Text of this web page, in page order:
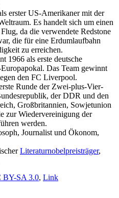
erster US-Amerikaner mit der
Es handelt sich um einen
da die verwendete Redstone
die für eine Erdumlaufbahn
zu erreichen.
1966 als erste deutsche
Das Team gewinnt
den FC Liverpool.
Runde der Zwei-plus-Vier-
der DDR und den
Großbritannien, Sowjetunion
zur Wiedervereinigung der
werden.
Journalist und Ökonom,
Literaturnobelpreisträger,
BY-SA 3.0, Link